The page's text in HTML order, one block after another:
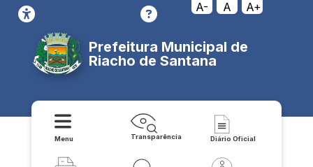
A- A A+
Prefeitura Municipal de
Riacho de Santana
Menu Transparência Diário Oficial